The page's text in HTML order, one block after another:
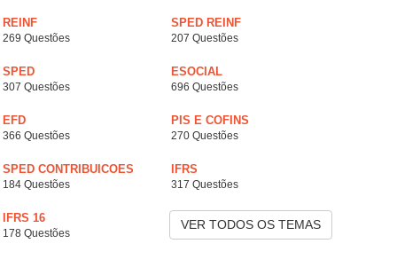
REINF
269 Questões
SPED REINF
207 Questões
SPED
307 Questões
ESOCIAL
696 Questões
EFD
366 Questões
PIS E COFINS
270 Questões
SPED CONTRIBUICOES
184 Questões
IFRS
317 Questões
IFRS 16
178 Questões
VER TODOS OS TEMAS